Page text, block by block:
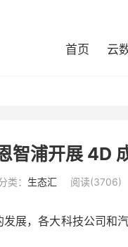
首页 云
智浦开展 4D
类： 生态汇 阅读(3706)
展，各大科技公司和